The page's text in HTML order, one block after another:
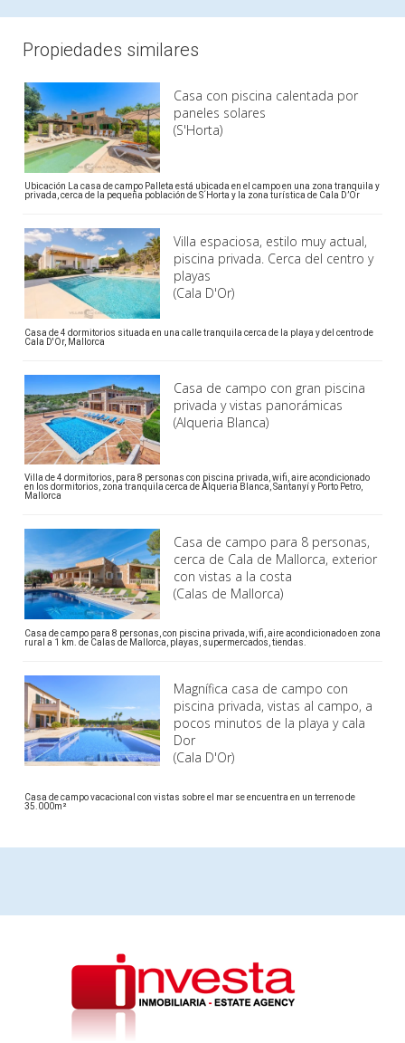
Propiedades similares
Casa con piscina calentada por
paneles solares
(S'Horta)
Ubicación La casa de campo Palleta está ubicada en el campo en una zona tranquila y
privada, cerca de la pequeña población de S´Horta y la zona turística de Cala D’Or
Villa espaciosa, estilo muy actual,
piscina privada. Cerca del centro y
playas
(Cala D'Or)
Casa de 4 dormitorios situada en una calle tranquila cerca de la playa y del centro de
Cala D'Or, Mallorca
Casa de campo con gran piscina
privada y vistas panorámicas
(Alqueria Blanca)
Villa de 4 dormitorios, para 8 personas con piscina privada, wifi, aire acondicionado
en los dormitorios, zona tranquila cerca de Alqueria Blanca, Santanyí y Porto Petro,
Mallorca
Casa de campo para 8 personas,
cerca de Cala de Mallorca, exterior
con vistas a la costa
(Calas de Mallorca)
Casa de campo para 8 personas, con piscina privada, wifi, aire acondicionado en zona
rural a 1 km. de Calas de Mallorca, playas, supermercados, tiendas.
Magnífica casa de campo con
piscina privada, vistas al campo, a
pocos minutos de la playa y cala
Dor
(Cala D'Or)
Casa de campo vacacional con vistas sobre el mar se encuentra en un terreno de
35.000m²